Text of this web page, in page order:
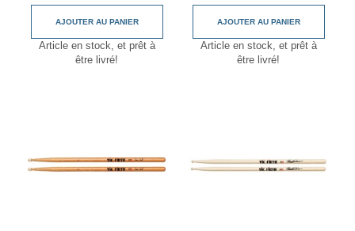
AJOUTER AU PANIER
Article en stock, et prêt à
être livré!
AJOUTER AU PANIER
Article en stock, et prêt à
être livré!